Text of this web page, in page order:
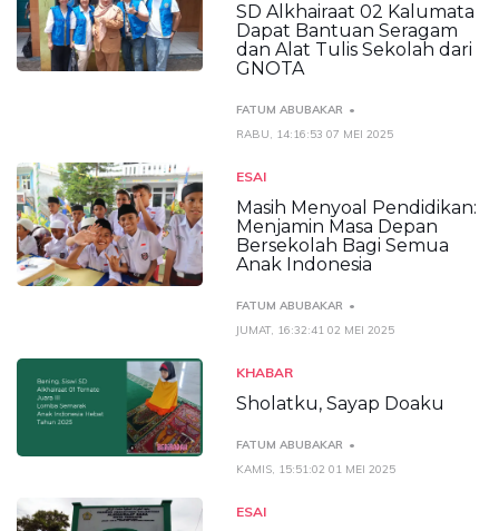
SD Alkhairaat 02 Kalumata
Dapat Bantuan Seragam
dan Alat Tulis Sekolah dari
GNOTA
FATUM ABUBAKAR
RABU, 14:16:53 07 MEI 2025
ESAI
Masih Menyoal Pendidikan:
Menjamin Masa Depan
Bersekolah Bagi Semua
Anak Indonesia
FATUM ABUBAKAR
JUMAT, 16:32:41 02 MEI 2025
KHABAR
Sholatku, Sayap Doaku
FATUM ABUBAKAR
KAMIS, 15:51:02 01 MEI 2025
ESAI